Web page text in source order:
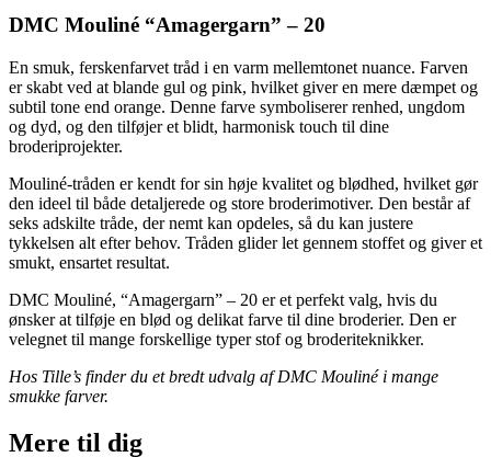
DMC Mouliné “Amagergarn” – 20
En smuk, ferskenfarvet tråd i en varm mellemtonet nuance. Farven
er skabt ved at blande gul og pink, hvilket giver en mere dæmpet og
subtil tone end orange. Denne farve symboliserer renhed, ungdom
og dyd, og den tilføjer et blidt, harmonisk touch til dine
broderiprojekter.
Mouliné-tråden er kendt for sin høje kvalitet og blødhed, hvilket gør
den ideel til både detaljerede og store broderimotiver. Den består af
seks adskilte tråde, der nemt kan opdeles, så du kan justere
tykkelsen alt efter behov. Tråden glider let gennem stoffet og giver et
smukt, ensartet resultat.
DMC Mouliné, “Amagergarn” – 20 er et perfekt valg, hvis du
ønsker at tilføje en blød og delikat farve til dine broderier. Den er
velegnet til mange forskellige typer stof og broderiteknikker.
Hos Tille’s finder du et bredt udvalg af DMC Mouliné i mange
smukke farver.
Mere til dig